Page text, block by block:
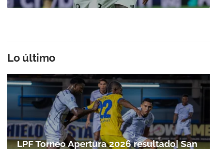
Lo último
LPF Torneo Apertura 2026 resultado| San